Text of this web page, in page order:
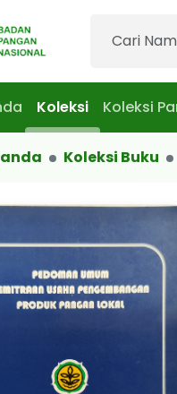
Koleksi Koleksi
Koleksi Buku